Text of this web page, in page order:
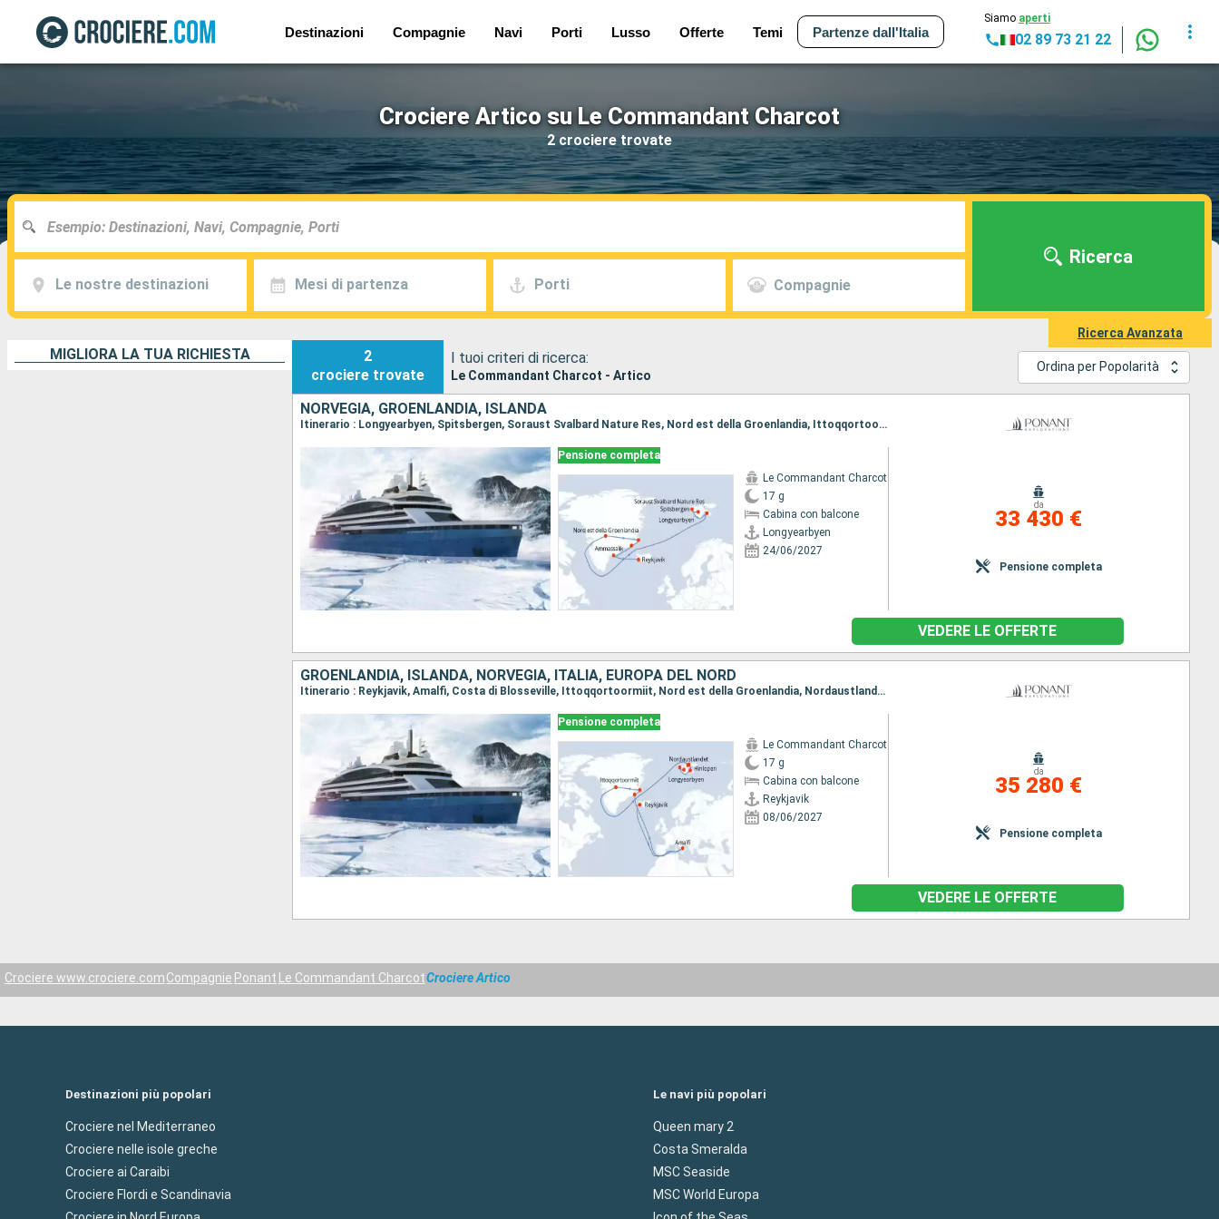
Destinazioni Compagnie Navi Porti Lusso Offerte Temi Partenze dall'Italia
Siamo aperti
02 89 73 21 22
Crociere Artico su Le Commandant Charcot
2 crociere trovate
Le nostre destinazioni Mesi di partenza Porti Compagnie
Ricerca
Ricerca Avanzata
MIGLIORA LA TUA RICHIESTA
2
crociere trovate
I tuoi criteri di ricerca:
Le Commandant Charcot - Artico
Ordina per Popolarità
NORVEGIA, GROENLANDIA, ISLANDA
Itinerario : Longyearbyen, Spitsbergen, Soraust Svalbard Nature Res, Nord est della Groenlandia, Ittoqqortoormiit, Blosseville Coast, Ammassalik, Reykjavik
Pensione completa
Le Commandant Charcot
17 g
Cabina con balcone
Longyearbyen
24/06/2027
da
33 430 €
Pensione completa
VEDERE LE OFFERTE
GROENLANDIA, ISLANDA, NORVEGIA, ITALIA, EUROPA DEL NORD
Itinerario : Reykjavik, Amalfi, Costa di Blosseville, Ittoqqortoormiit, Nord est della Groenlandia, Nordaustlandet, Hinlopen, Nordaustlandet, Soraust Svalbard Nature Res, Spitsbergen, Longyearbyen
Pensione completa
Le Commandant Charcot
17 g
Cabina con balcone
Reykjavik
08/06/2027
da
35 280 €
Pensione completa
VEDERE LE OFFERTE
Crociere www.crociere.comCompagnie Ponant Le Commandant CharcotCrociere Artico
Destinazioni più popolari
Crociere nel Mediterraneo
Crociere nelle isole greche
Crociere ai Caraibi
Crociere Flordi e Scandinavia
Le navi più popolari
Queen mary 2
Costa Smeralda
MSC Seaside
MSC World Europa